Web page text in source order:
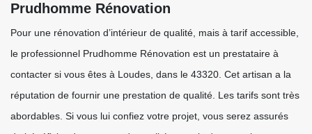
Prudhomme Rénovation
Pour une rénovation d’intérieur de qualité, mais à tarif accessible,
le professionnel Prudhomme Rénovation est un prestataire à
contacter si vous êtes à Loudes, dans le 43320. Cet artisan a la
réputation de fournir une prestation de qualité. Les tarifs sont très
abordables. Si vous lui confiez votre projet, vous serez assurés